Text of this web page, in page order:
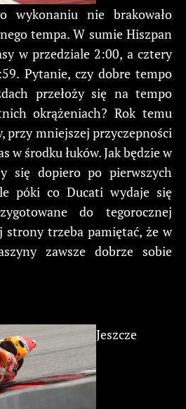
wykonaniu nie brakowało
tempa. W sumie Hiszpan
w przedziale 2:00, a cztery
Pytanie, czy dobre tempo
przełoży się na tempo
okrążeniach? Rok temu
przy mniejszej przyczepności
w środku łuków. Jak będzie w
się dopiero po pierwszych
póki co Ducati wydaje się
do tegorocznej
strony trzeba pamiętać, że w
zawsze dobrze sobie
Jeszcze